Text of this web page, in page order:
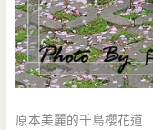
原本美麗的千島櫻花道